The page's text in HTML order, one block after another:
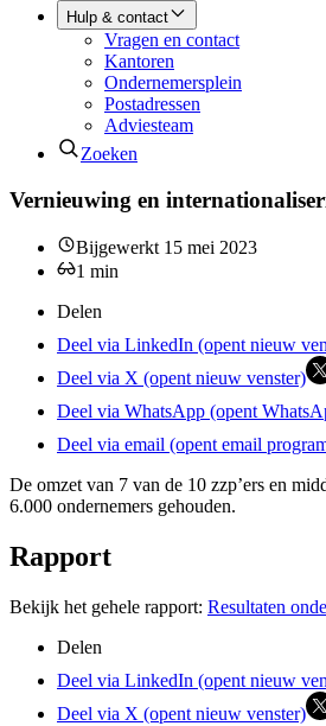
Hulp & contact
Vragen en contact
Kantoren
Ondernemersplein
Postadressen
Adviesteam
Zoeken
Vernieuwing en
Bijgewerkt 15 mei 2023
1 min
Delen
Deel via LinkedIn (opent nieuw
Deel via X (opent nieuw venster)
Deel via WhatsApp (opent
Deel via email (opent email
De omzet van 7 van de 10 zzp’ers en
6.000 ondernemers gehouden.
Rapport
Bekijk het gehele rapport: Resultaten
Delen
Deel via LinkedIn (opent nieuw
Deel via X (opent nieuw venster)